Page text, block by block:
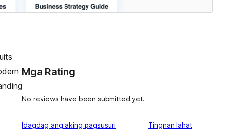
Mga Rating
No reviews have been submitted yet.
Idagdag ang aking pagsusuri Tingnan lahatng